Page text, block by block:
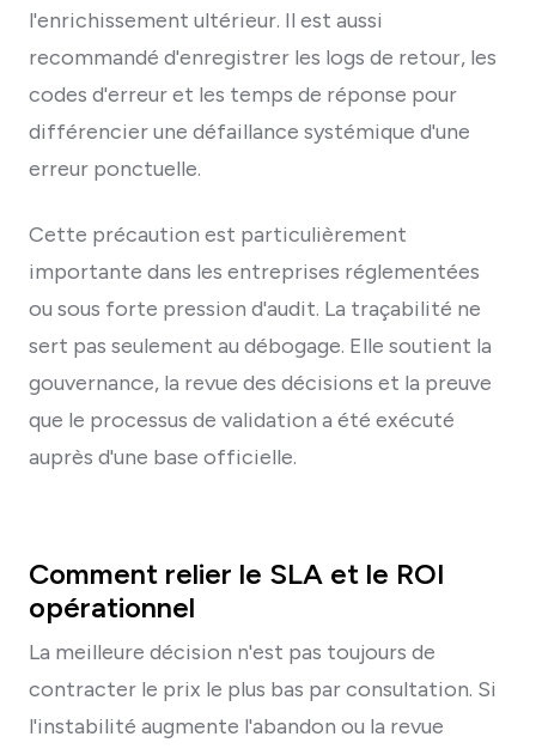
l'enrichissement ultérieur. Il est aussi
recommandé d'enregistrer les logs de retour, les
codes d'erreur et les temps de réponse pour
différencier une défaillance systémique d'une
erreur ponctuelle.
Cette précaution est particulièrement
importante dans les entreprises réglementées
ou sous forte pression d'audit. La traçabilité ne
sert pas seulement au débogage. Elle soutient la
gouvernance, la revue des décisions et la preuve
que le processus de validation a été exécuté
auprès d'une base officielle.
Comment relier le SLA et le ROI
opérationnel
La meilleure décision n'est pas toujours de
contracter le prix le plus bas par consultation. Si
l'instabilité augmente l'abandon ou la revue